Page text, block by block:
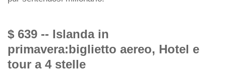
$ 639 -- Islanda in
primavera:biglietto aereo, Hotel e
tour a 4 stelle